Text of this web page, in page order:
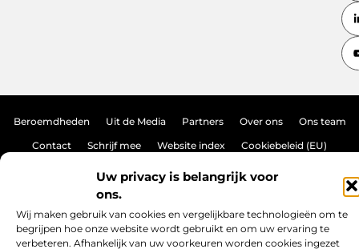
Uw privacy is belangrijk voor
ons.
Wij maken gebruik van cookies en vergelijkbare technologieën om te
begrijpen hoe onze website wordt gebruikt en om uw ervaring te
verbeteren. Afhankelijk van uw voorkeuren worden cookies ingezet
Beroemdheden Uit de Media Partners Over ons Ons team
Contact Schrijf mee Website index Cookiebeleid (EU)
Linkjes kopen: de ultieme gids voor een sterke online autoriteit
Geld verdienen met links: hoe jij je online netwerk omzet in inkomen